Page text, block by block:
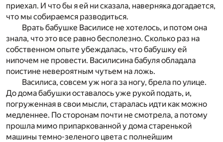
приехал. И что бы я ей ни сказала, наверняка догадается,
что мы собираемся разводиться.
Врать бабушке Василисе не хотелось, и потом она
знала, что это все равно бесполезно. Сколько раз на
собственном опыте убеждалась, что бабушку ей
нипочем не провести. Василисина бабуля обладала
поистине невероятным чутьем на ложь.
Василиса, совсем уж нога за ногу, брела по улице.
До дома бабушки оставалось уже рукой подать, и,
погруженная в свои мысли, старалась идти как можно
медленнее. По сторонам почти не смотрела, а потому
прошла мимо припаркованной у дома старенькой
машины темно-зеленого цвета с полнейшим